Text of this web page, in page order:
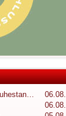
Vorarlberger Ehepaar im Ruhestand sucht ruhigen Rückzugsort im Bregenzerwald
06.08.
06.08.